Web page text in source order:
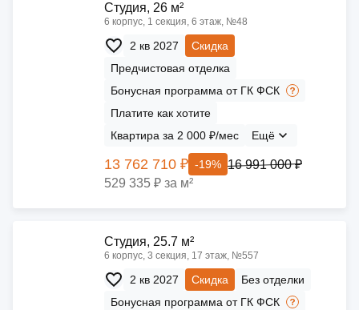
Cтудия, 26 м²
6 корпус, 1 секция, 6 этаж, №48
2 кв 2027
Скидка
Предчистовая отделка
Бонусная программа от ГК ФСК
Платите как хотите
Квартира за 2 000 ₽/мес
Ещё
13 762 710 ₽ -19% 16 991 000 ₽
529 335 ₽ за м²
Cтудия, 25.7 м²
6 корпус, 3 секция, 17 этаж, №557
2 кв 2027 Скидка
Без отделки
Бонусная программа от ГК ФСК